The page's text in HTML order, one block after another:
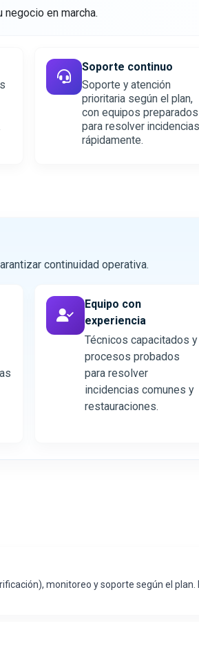
en marcha.
Soporte continuo
Soporte y atención
prioritaria según el plan,
con equipos preparados
para resolver incidencias
rápidamente.
continuidad operativa.
Equipo con
experiencia
Técnicos capacitados y
procesos probados
para resolver
incidencias comunes y
restauraciones.
monitoreo y soporte según el